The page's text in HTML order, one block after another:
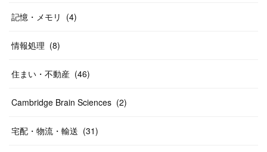
記憶・メモリ (4)
情報処理 (8)
住まい・不動産 (46)
Cambridge Brain Sciences (2)
宅配・物流・輸送 (31)